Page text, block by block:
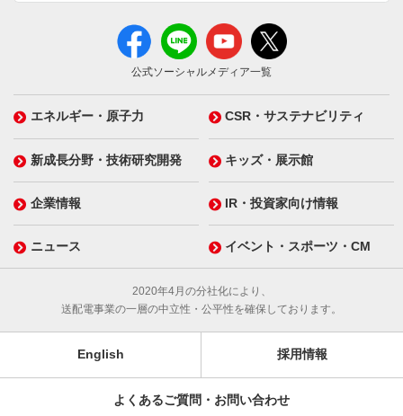
公式ソーシャルメディア一覧
エネルギー・原子力 CSR・サステナビリティ
新成長分野・技術研究開発 キッズ・展示館
企業情報 IR・投資家向け情報
ニュース イベント・スポーツ・CM
2020年4月の分社化により、
送配電事業の一層の中立性・公平性を確保しております。
English 採用情報
よくあるご質問・お問い合わせ